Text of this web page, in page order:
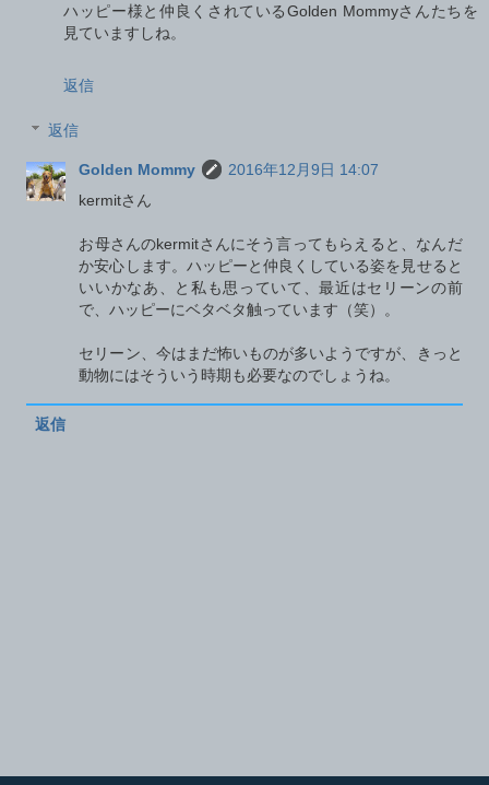
ハッピー様と仲良くされているGolden Mommyさんたちを
見ていますしね。
返信
返信
Golden Mommy
2016年12月9日 14:07
kermitさん
お母さんのkermitさんにそう言ってもらえると、なんだ
か安心します。ハッピーと仲良くしている姿を見せると
いいかなあ、と私も思っていて、最近はセリーンの前
で、ハッピーにベタベタ触っています（笑）。
セリーン、今はまだ怖いものが多いようですが、きっと
動物にはそういう時期も必要なのでしょうね。
返信